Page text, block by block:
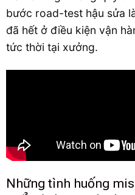
bước road-test hậu sửa
đã hết ở điều kiện vận
tức thời tại xưởng.
Những tình huống